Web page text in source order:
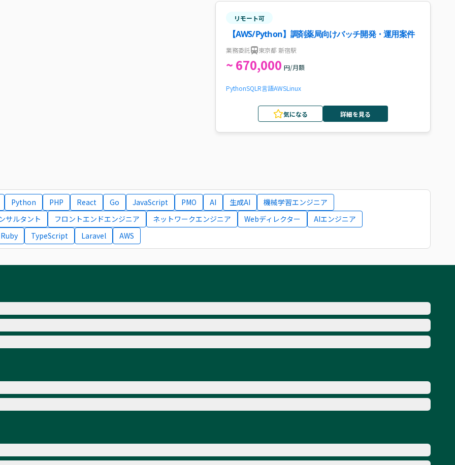
リモート可
【AWS/Python】調剤薬局向けバッチ開発・運用案件
業務委託 東京都 新宿駅
~ 670,000 円/月額
PythonSQL R言語AWSLinux
気になる 詳細を見る
Python PHP React Go JavaScript PMO AI 生成AI
機械学習エンジニア
サルタント
フロントエンドエンジニア ネットワークエンジニア Webディレクター
AIエンジニア
Ruby
TypeScript Laravel AWS